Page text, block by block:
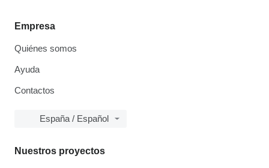
Empresa
Quiénes somos
Ayuda
Contactos
España / Español
Nuestros proyectos